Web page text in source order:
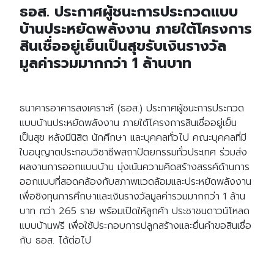
ธอส. ประกาศผู้ชนะการประกวดแบบ
บ้านประหยัดพลังงาน ภายใต้โครงการ
สินเชื่ออยู่เย็นเป็นสุขรับเงินรางวัล
มูลค่ารวมมากกว่า 1 ล้านบาท
ธนาคารอาคารสงเคราะห์ (ธอส.) ประกาศผู้ชนะการประกวด
แบบบ้านประหยัดพลังงาน ภายใต้โครงการสินเชื่ออยู่เย็น
เป็นสุข หลังมีนิสิต นักศึกษา และบุคคลทั่วไป คณะบุคคลที่มี
ใบอนุญาตประกอบวิชาชีพสถาปัตยกรรมทั่วประเทศ ร่วมส่ง
ผลงานการออกแบบบ้าน มุ่งเน้นความคิดสร้างสรรค์ด้านการ
ออกแบบที่สอดคล้องกับสภาพแวดล้อมและประหยัดพลังงาน
เพื่อชิงทุนการศึกษาและเงินรางวัลมูลค่ารวมมากกว่า 1 ล้าน
บาท กว่า 265 ราย พร้อมเปิดให้ลูกค้า ประชาชนดาวน์โหลด
แบบบ้านฟรี เพื่อใช้ประกอบการปลูกสร้างและยื่นคำขอสินเชื่อ
กับ ธอส. ได้ต่อไป